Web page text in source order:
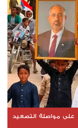
على مواصلة التصعيد